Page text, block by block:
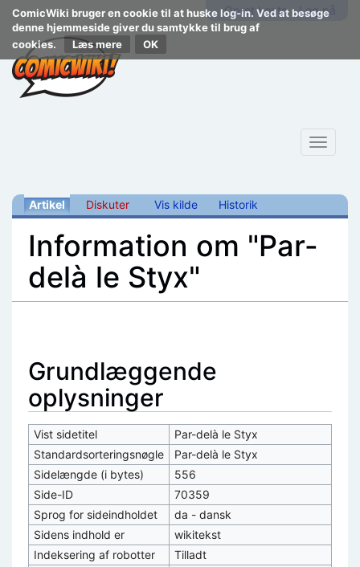
ComicWiki bruger en cookie til at huske log-in. Ved at besøge
denne hjemmeside giver du samtykke til brug af
cookies.
Læs mere
Opret konto Log på
Toggle
Artikel Diskuter Vis kilde Historik
Information om "Par-
delà le Styx"
Grundlæggende
oplysninger
Vist sidetitel
Par-delà le Styx
Standardsorteringsnøgle
Par-delà le Styx
Sidelængde (i bytes)
556
Side-ID
70359
Sprog for sideindholdet
da - dansk
Sidens indhold er
wikitekst
Indeksering af robotter
Tilladt